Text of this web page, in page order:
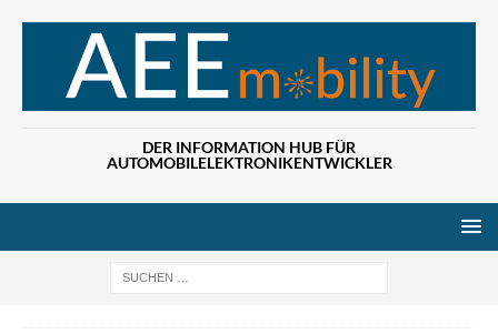
DER INFORMATION HUB FÜR
AUTOMOBILELEKTRONIKENTWICKLER